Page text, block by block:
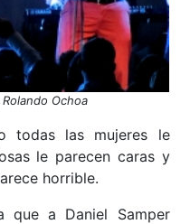
Ochoa
todas las mujeres le
le parecen caras y
horrible.
que a Daniel Samper